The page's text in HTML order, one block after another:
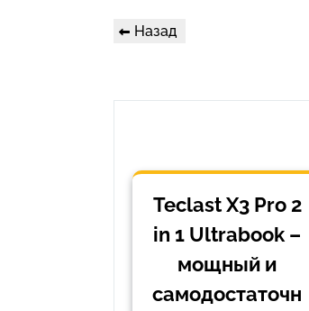
Навигация
Предыдущая
Назад
Teclast X3 Pro 2
in 1 Ultrabook –
мощный и
самодостаточн